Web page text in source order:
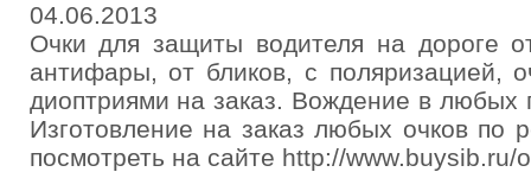
04.06.2013
Очки для защиты водителя на дороге
антифары, от бликов, с поляризацией,
диоптриями на заказ. Вождение в любых
Изготовление на заказ любых очков по
посмотреть на сайте http://